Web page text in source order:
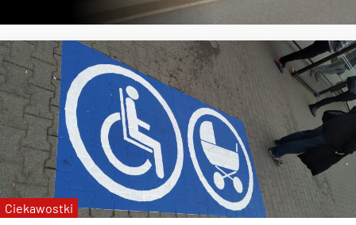
zmiany tras
linia 107
Nowy Dwór
linia 249
linia 149
tramwaj na Nowy Dwór
linia 206
Ciekawostki